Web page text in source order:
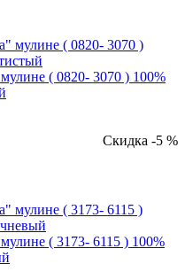
( 0820- 3070 ) 100%
Скидка -5 %
( 3173- 6115 ) 100%